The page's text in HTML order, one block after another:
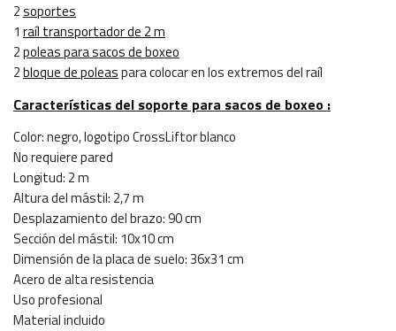
2soportes
1 raíl transportador de 2 m
2poleas para sacos de boxeo
2bloque de poleaspara colocar en los extremos del raíl
Características del soporte para sacos de boxeo :
Color: negro, logotipo CrossLiftor blanco
No requiere pared
Longitud: 2 m
Altura del mástil: 2,7 m
Desplazamiento del brazo: 90 cm
Sección del mástil: 10x10 cm
Dimensión de la placa de suelo: 36x31 cm
Acero de alta resistencia
Uso profesional
Material incluido